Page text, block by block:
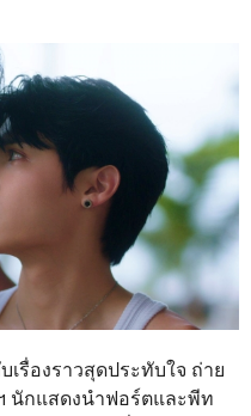
รื่องราวสุดประทับใจ ถ่าย
นักแสดงนำฟอร์ตและพีท